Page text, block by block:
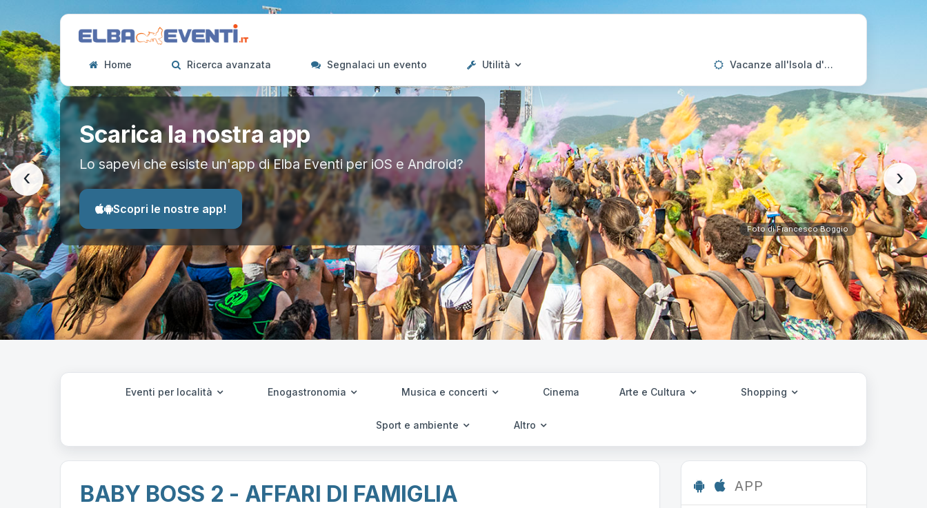
Home Ricerca avanzata Segnalaci un evento Utilità Vacanze all'Isola d'Elba
Scarica la nostra app
Lo sapevi che esiste un'app di Elba Eventi per iOS e Android?
Scopri le nostre app!
Foto di Francesco Boggio
‹ ›
Eventi per località Enogastronomia Musica e concerti Cinema Arte e Cultura Shopping
Sport e ambiente Altro
BABY BOSS 2 - AFFARI DI FAMIGLIA APP